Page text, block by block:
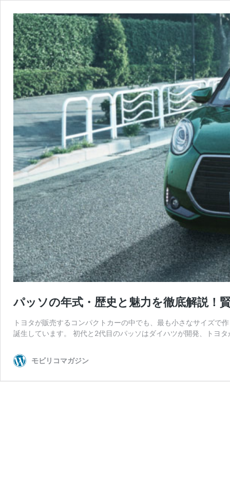
パッソの年式・歴史と魅力を徹底解説！
トヨタが販売するコンパクトカーの中でも、最も小さなサイズで
誕生しています。 初代と2代目のパッソはダイハツが開発、トヨ
モビリコマガジン